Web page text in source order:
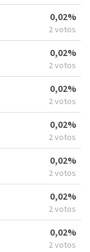
0,02%
2 votos
0,02%
2 votos
0,02%
2 votos
0,02%
2 votos
0,02%
2 votos
0,02%
2 votos
0,02%
2 votos